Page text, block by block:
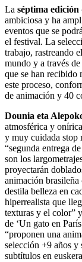
La séptima edición
ambiciosa y ha
eventos que se
el festival. La
trabajo, rastreando
mundo y a través
que se han recibido
este proceso,
de animación y 40
Dounia eta
atmosférica y
y muy cuidada stop
“segunda entrega
son los
proyectarán
animación brasileña
destila belleza en
hiperrealista que
texturas y el color” y
de ‘Un gato en
“proponen una
selección +9 años y
subtítulos en